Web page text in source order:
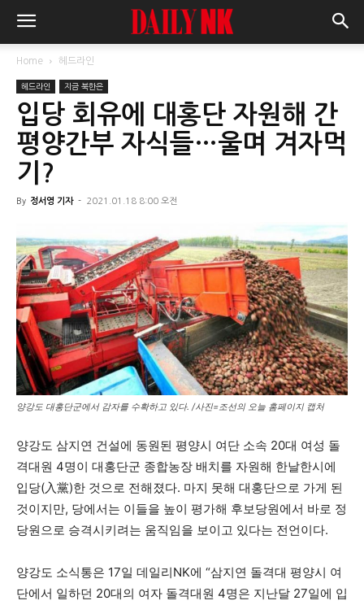
Home 헤드라인
헤드라인 지금 북한은
입당 회유에 대홍단 자원해 간
평양간부 자식들…울며 겨자먹
기?
By 정서영 기자 - 2021.01.18 8:00 오전
양강도 대홍단군에서 감자를 수확하고 있다. /사진=조선의 오늘 홈페이지 캡처
양강도 삼지연 건설에 동원된 평양시 여단 소속 20대 여성 돌
격대원 4명이 대홍단군 종합농장 배치를 자원해 한날한시에
입당(入黨)한 것으로 전해졌다. 마지 못해 대홍단으로 가게 된
것이지만, 당에서는 이들을 높이 평가해 후보당원에서 바로 정
당원으로 승격시키려는 움직임을 보이고 있다는 전언이다.
양강도 소식통은 17일 데일리NK에 “삼지연 돌격대 평양시 여
단에서 일하던 20대의 여자 돌격대원 4명은 지난달 27일에 입